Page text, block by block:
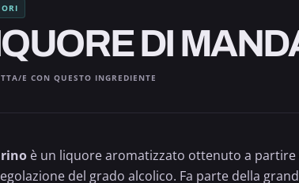
DI
E CON QUESTO INGREDIENTE
è un liquore aromatizzato ottenuto a
del grado alcolico. Fa parte della